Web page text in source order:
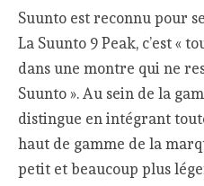
Suunto est reconnu pour
La Suunto 9 Peak, c’est «
dans une montre qui ne
Suunto ». Au sein de la
distingue en intégrant
haut de gamme de la
petit et beaucoup plus